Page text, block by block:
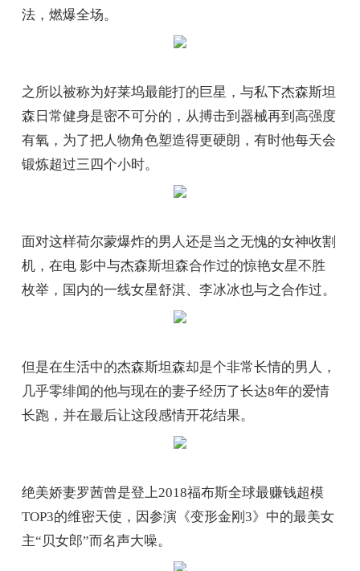
法，燃爆全场。
之所以被称为好莱坞最能打的巨星，与私下杰森斯坦
森日常健身是密不可分的，从搏击到器械再到高强度
有氧，为了把人物角色塑造得更硬朗，有时他每天会
锻炼超过三四个小时。
面对这样荷尔蒙爆炸的男人还是当之无愧的女神收割
机，在电 影中与杰森斯坦森合作过的惊艳女星不胜
枚举，国内的一线女星舒淇、李冰冰也与之合作过。
但是在生活中的杰森斯坦森却是个非常长情的男人，
几乎零绯闻的他与现在的妻子经历了长达8年的爱情
长跑，并在最后让这段感情开花结果。
绝美娇妻罗茜曾是登上2018福布斯全球最赚钱超模
TOP3的维密天使，因参演《变形金刚3》中的最美女
主“贝女郎”而名声大噪。